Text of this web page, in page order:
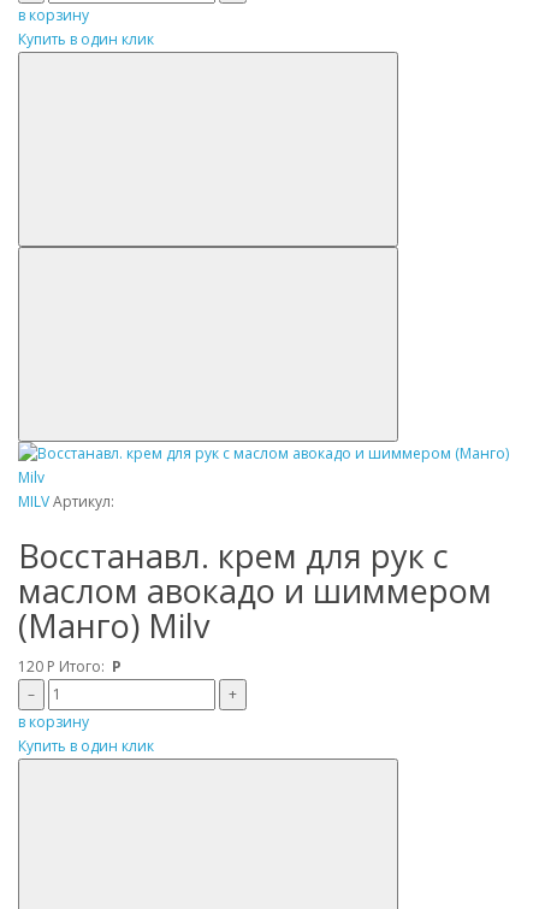
в корзину
Купить в один клик
MILVАртикул:
Восстанавл. крем для рук с
маслом авокадо и шиммером
(Манго) Milv
120 Р Итого: Р
–
+
в корзину
Купить в один клик